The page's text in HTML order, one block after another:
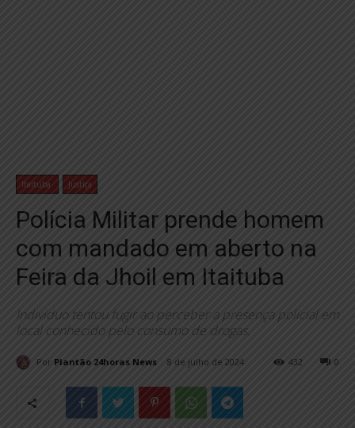
Itaituba Justiça
Polícia Militar prende homem
com mandado em aberto na
Feira da Jhoil em Itaituba
Indivíduo tentou fugir ao perceber a presença policial em
local conhecido pelo consumo de drogas.
Por Plantão 24horas News 8 de julho de 2024 0
432